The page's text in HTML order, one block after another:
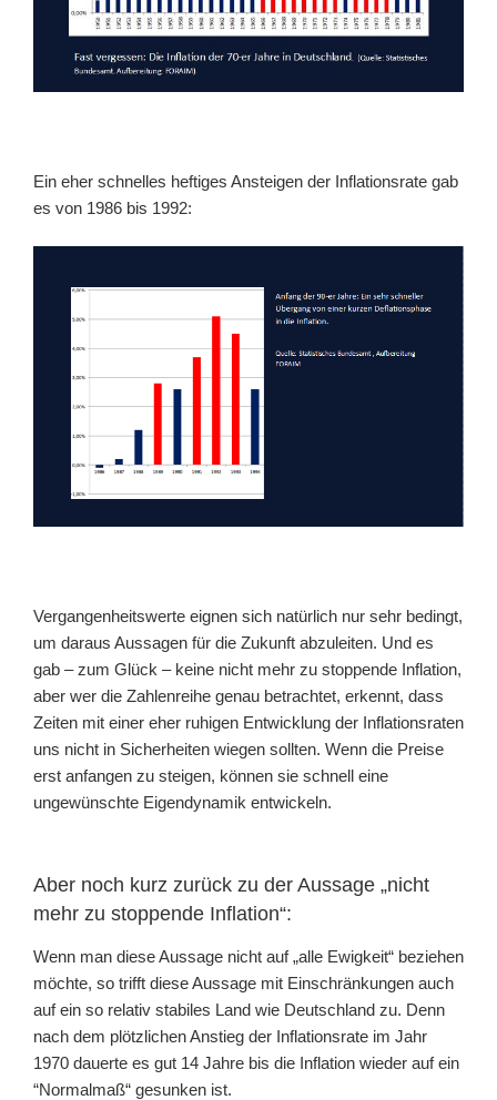
Ein eher schnelles heftiges Ansteigen der Inflationsrate gab
es von 1986 bis 1992:
Vergangenheitswerte eignen sich natürlich nur sehr bedingt,
um daraus Aussagen für die Zukunft abzuleiten. Und es
gab – zum Glück – keine nicht mehr zu stoppende Inflation,
aber wer die Zahlenreihe genau betrachtet, erkennt, dass
Zeiten mit einer eher ruhigen Entwicklung der Inflationsraten
uns nicht in Sicherheiten wiegen sollten. Wenn die Preise
erst anfangen zu steigen, können sie schnell eine
ungewünschte Eigendynamik entwickeln.
Aber noch kurz zurück zu der Aussage „nicht
mehr zu stoppende Inflation“:
Wenn man diese Aussage nicht auf „alle Ewigkeit“ beziehen
möchte, so trifft diese Aussage mit Einschränkungen auch
auf ein so relativ stabiles Land wie Deutschland zu. Denn
nach dem plötzlichen Anstieg der Inflationsrate im Jahr
1970 dauerte es gut 14 Jahre bis die Inflation wieder auf ein
“Normalmaß“ gesunken ist.